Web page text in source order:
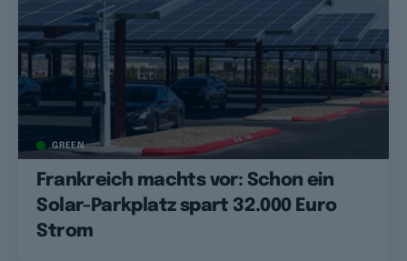
GREEN
Frankreich machts vor: Schon ein
Solar-Parkplatz spart 32.000 Euro
Strom